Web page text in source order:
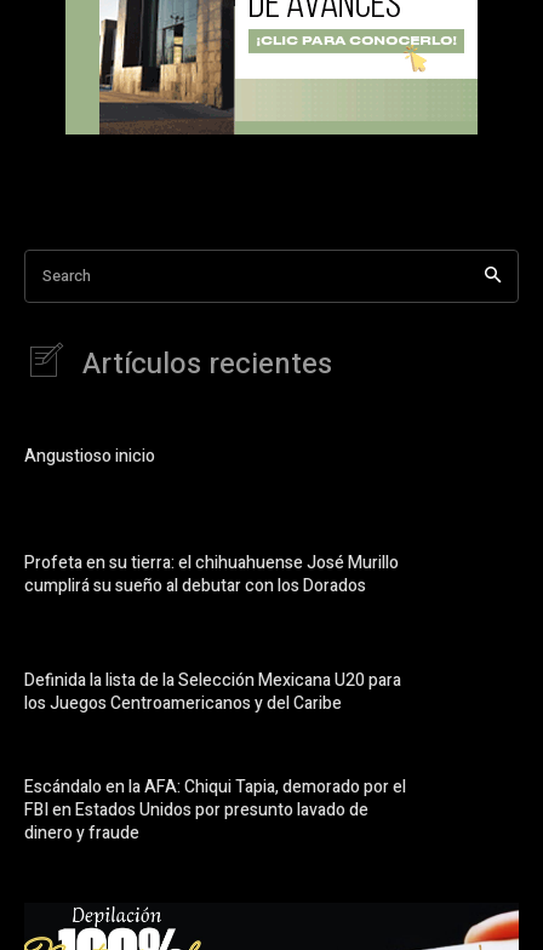
Search
Artículos recientes
Angustioso inicio
Profeta en su tierra: el chihuahuense José Murillo
cumplirá su sueño al debutar con los Dorados
Definida la lista de la Selección Mexicana U20 para
los Juegos Centroamericanos y del Caribe
Escándalo en la AFA: Chiqui Tapia, demorado por el
FBI en Estados Unidos por presunto lavado de
dinero y fraude